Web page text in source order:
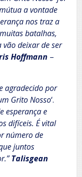
a vontade
nos traz a
batalhas,
deixar de ser
Hoffmann –
agradecido por
Grito Nosso‘.
esperança e
difíceis. É vital
número de
juntos
Talisgean